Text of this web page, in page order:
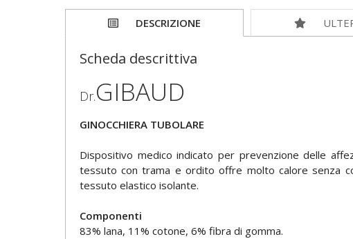
DESCRIZIONE
Scheda descrittiva
Dr.GIBAUD
GINOCCHIERA TUBOLARE
Dispositivo medico indicato per prevenzione delle
tessuto con trama e ordito offre molto calore senza
tessuto elastico isolante.
Componenti
83% lana, 11% cotone, 6% fibra di gomma.